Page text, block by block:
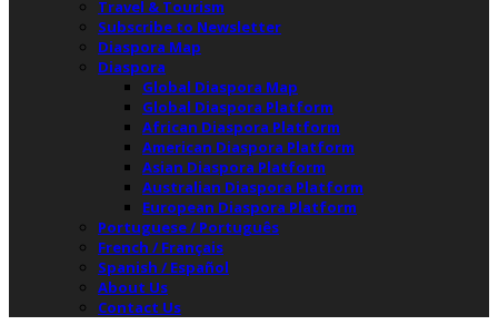
Travel & Tourism
Subscribe to Newsletter
Diaspora Map
Diaspora
Global Diaspora Map
Global Diaspora Platform
African Diaspora Platform
American Diaspora Platform
Asian Diaspora Platform
Australian Diaspora Platform
European Diaspora Platform
Portuguese / Português
French / Français
Spanish / Español
About Us
Contact Us